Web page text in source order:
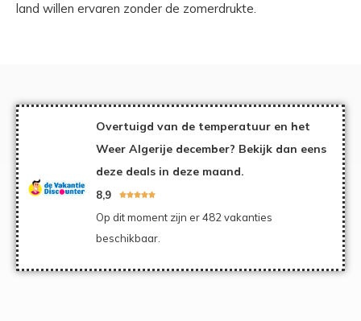
land willen ervaren zonder de zomerdrukte.
Overtuigd van de temperatuur en het
Weer Algerije december? Bekijk dan eens
deze deals in deze maand.
8,9 
Op dit moment zijn er 482 vakanties
beschikbaar.